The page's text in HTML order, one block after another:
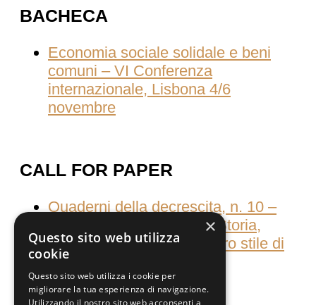
BACHECA
Economia sociale solidale e beni
comuni – VI Conferenza
internazionale, Lisbona 4/6
novembre
CALL FOR PAPER
Quaderni della decrescita, n. 10 –
Consumati dal consumo Storia,
culture e pratiche del nostro stile di
vita
×
Questo sito web utilizza
cookie
Questo sito web utilizza i cookie per
migliorare la tua esperienza di navigazione.
Utilizzando il nostro sito web acconsenti a